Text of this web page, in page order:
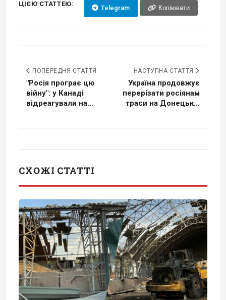
ЦІЄЮ СТАТТЕЮ:
Telegram Копіювати
ПОПЕРЕДНЯ СТАТТЯ
"Росія програє цю
війну": у Канаді
відреагували на...
НАСТУПНА СТАТТЯ
Україна продовжує
перерізати росіянам
траси на Донецьк...
СХОЖІ СТАТТІ